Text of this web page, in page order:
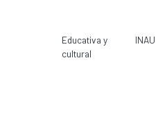
Educativa y
cultural
INAU